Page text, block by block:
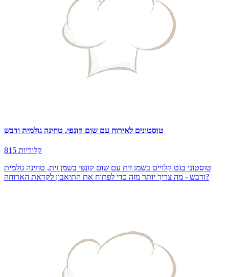
טוסטונים לאירוח עם שום קונפי, טחינה גולמית ודבש
815 קלוריות
טוסטוני בגט קלויים בשמן זית עם שום קונפי בשמן זית, טחינה גולמית
ודבש - מה צריך יותר מזה כדי לפתוח את התיאבון לקראת הארוחה?